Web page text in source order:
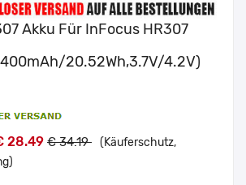
Akku Für InFocus HR307
20.52Wh,3.7V/4.2V)
28.49 € 34.19 (Käuferschutz,